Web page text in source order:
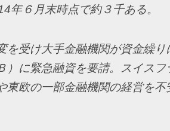
年６月末時点で約３千ある。
を受け大手金融機関が資金繰り
）に緊急融資を要請。スイスフ
東欧の一部金融機関の経営を不